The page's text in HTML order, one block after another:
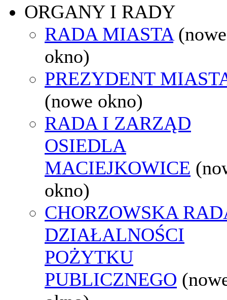
ORGANY I RADY
RADA MIASTA (nowe
okno)
PREZYDENT
(nowe okno)
RADA I ZARZĄD
OSIEDLA
MACIEJKOWICE
okno)
CHORZOWSKA
DZIAŁALNOŚCI
POŻYTKU
PUBLICZNEGO